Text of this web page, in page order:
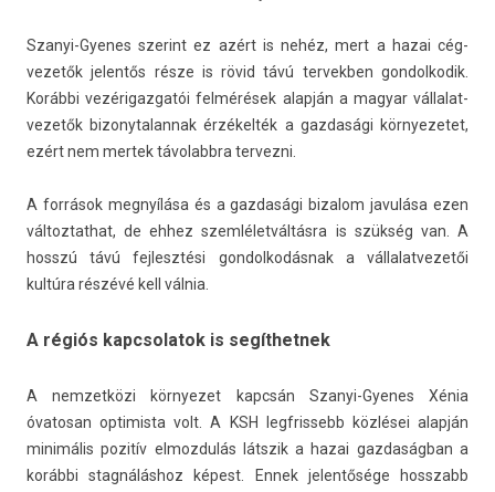
Szanyi-Gyenes szerint ez azért is nehéz, mert a hazai cég­
vezetők jelen­tős része is rövid távú ter­vekb­en gon­dolkodik.
Korábbi vezérigaz­gatói felmérések alapján a magyar vál­lalat­
vezetők bi­zonytalan­nak érzékelték a gaz­dasági kör­nyezetet,
ezért nem mer­tek távolabbra ter­vezni.
A források megnyílása és a gaz­dasági bi­zalom javulása ezen
vál­toztat­hat, de ehhez szemléletváltásra is szükség van. A
hosszú távú fej­lesztési gon­dolkodás­nak a vál­lalat­vezetői
kultúra részévé kell válnia.
A régiós kapcsolatok is segíthetnek
A nem­zetközi kör­nyezet kapcsán Szanyi-Gyenes Xénia
óvatosan opt­imis­ta volt. A KSH legfris­sebb közlései alapján
minimális pozitív el­mozdulás látszik a hazai gaz­daság­ban a
korábbi stagnáláshoz képest. Ennek jelen­tősége hosszabb